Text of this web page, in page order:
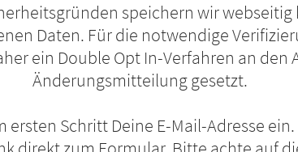
speichern wir webseitig
Daten. Für die notwendige
ein Double Opt In-Verfahren an den
Änderungsmitteilung gesetzt.
ersten Schritt Deine E-Mail-Adresse